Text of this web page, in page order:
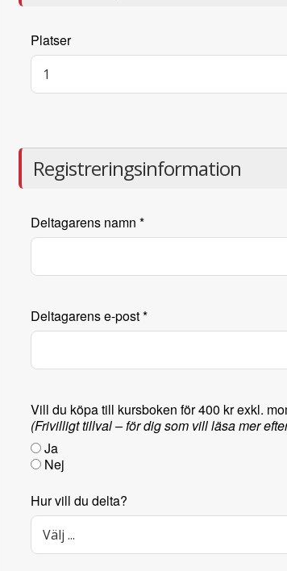
Platser
Registreringsinformation
Deltagarens namn *
Deltagarens e-post*
Vill du köpa till kursboken för 400 kr exkl.
(Frivilligt tillval – för dig som vill läsa mer
Ja
Nej
Hur vill du delta?